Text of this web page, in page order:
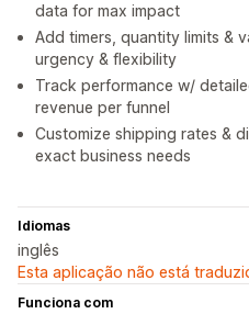
data for max impact
Add timers, quantity limits &
urgency & flexibility
Track performance w/
revenue per funnel
Customize shipping rates &
exact business needs
Idiomas
inglês
Esta aplicação não está
Funciona com